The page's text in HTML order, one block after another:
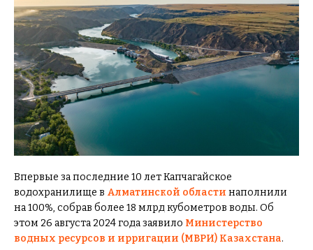
Впервые за последние 10 лет Капчагайское
водохранилище в Алматинской области наполнили
на 100%, собрав более 18 млрд кубометров воды. Об
этом 26 августа 2024 года заявило Министерство
водных ресурсов и ирригации (МВРИ) Казахстана.